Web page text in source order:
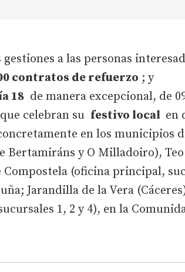
a las personas
contratos de refuerzo ; y
18 de manera excepcional, de
celebran su festivo local en
en los municipios
Bertamiráns y O Milladoiro),
Compostela (oficina principal,
Jarandilla de la Vera
1, 2 y 4), en la